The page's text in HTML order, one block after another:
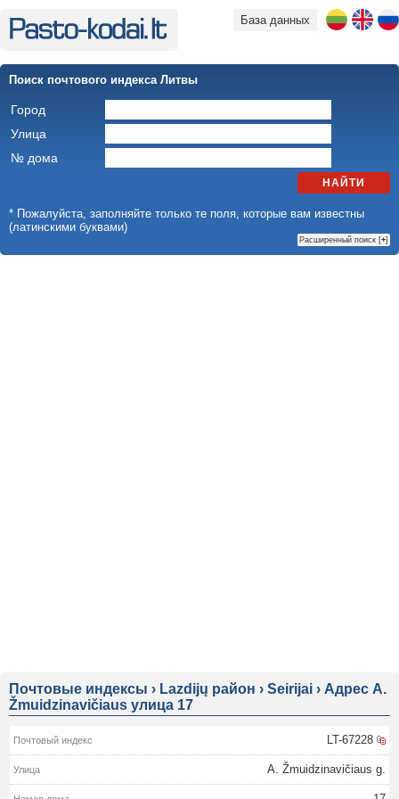
База данных
Поиск почтового индекса Литвы
Город
Улица
№ дома
НАЙТИ
* Пожалуйста, заполняйте только те поля, которые вам известны
(латинскими буквами)
Расширенный поиск [+]
Почтовые индексы › Lazdijų район › Seirijai › Адрес A.
Žmuidzinavičiaus улица 17
LT-67228
A. Žmuidzinavičiaus g.